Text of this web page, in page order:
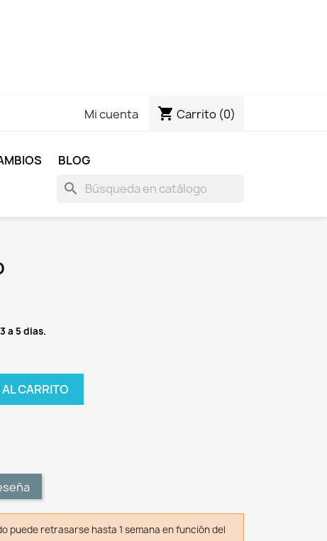
Mi cuenta shopping_cart Carrito (0)
BLOG
search
a 5 dias.
CARRITO
puede retrasarse hasta 1 semana en función del